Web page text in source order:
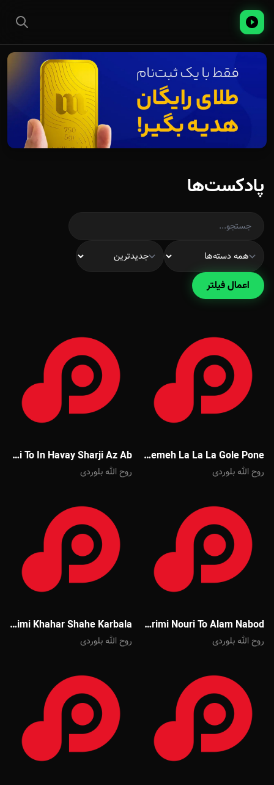
پادکست‌ها
اعمال فیلتر
Majid Banifatemeh La La La Gole Pone
روح الله بلوردی
Mahmoud Karimi To In Havay Sharji Az Ab
روح الله بلوردی
Mahmoud Karimi Nouri To Alam Nabod
روح الله بلوردی
Mahmoud Karimi Khahar Shahe Karbala
روح الله بلوردی